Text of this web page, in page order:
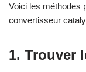
Voici les méthodes
convertisseur
1. Trouver